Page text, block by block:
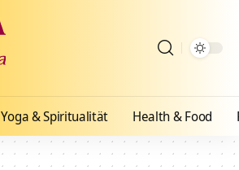
Yoga & Spiritualität Health & Food